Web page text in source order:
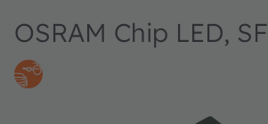
OSRAM Chip LED,